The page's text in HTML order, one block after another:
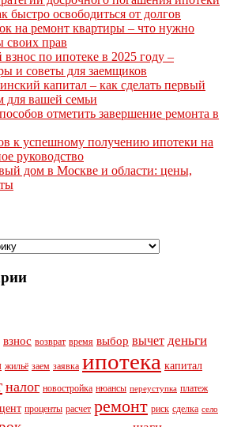
быстро освободиться от долгов
на ремонт квартиры – что нужно
своих прав
по ипотеке в 2025 году –
и советы для заемщиков
капитал – как сделать первый
для вашей семьи
отметить завершение ремонта в
к успешному получению ипотеки на
руководство
дом в Москве и области: цены,
взнос возврат время выбор вычет деньги
жильё заем заявка ипотека капитал
налог новостройка нюансы переуступка платеж
проценты расчет ремонт риск сделка село